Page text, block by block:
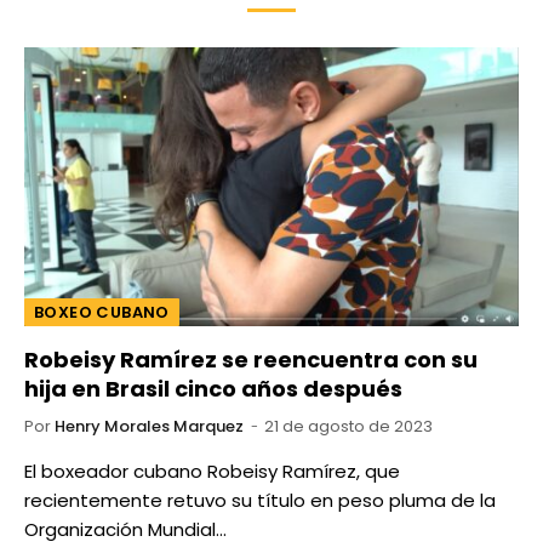
BOXEO CUBANO
Robeisy Ramírez se reencuentra con su
hija en Brasil cinco años después
Por Henry Morales Marquez 21 de agosto de 2023
El boxeador cubano Robeisy Ramírez, que
recientemente retuvo su título en peso pluma de la
Organización Mundial…